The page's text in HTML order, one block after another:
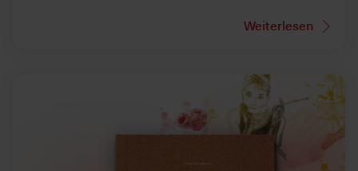
Weiterlesen